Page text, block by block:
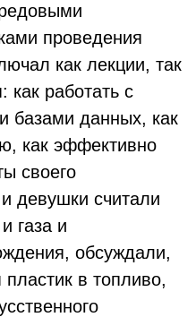
проведения
как лекции, так
как работать с
базами данных, как
как эффективно
своего
девушки считали
газа и
обсуждали,
пластик в топливо,